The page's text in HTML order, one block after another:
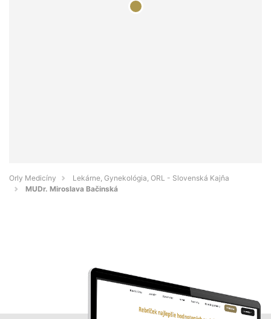
Orly Medicíny
Lekárne, Gynekológia, ORL - Slovenská Kajňa
MUDr. Miroslava Bačinská